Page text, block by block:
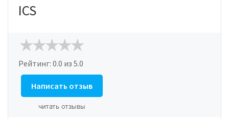
ICS
Рейтинг: 0.0 из 5.0
Написать отзыв
читать отзывы